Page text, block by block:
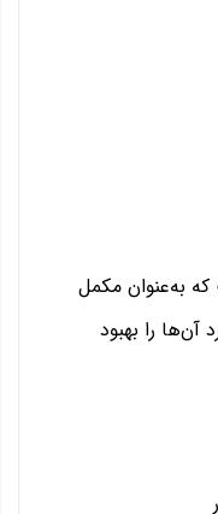
که به‌عنوان مکمل
آن‌ها را بهبود